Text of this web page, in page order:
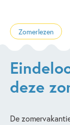
Zomerlezen
deze
De